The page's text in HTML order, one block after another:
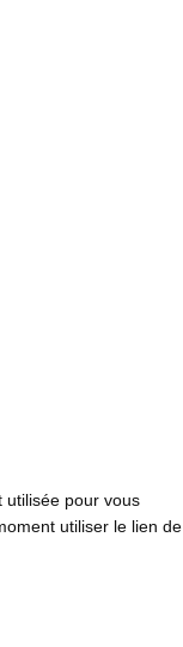
utilisée pour vous
utiliser le lien de